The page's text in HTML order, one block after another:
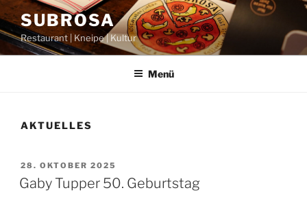
Zum
Inhalt
springen
SUBROSA
Restaurant | Kneipe | Kultur
Menü
AKTUELLES
VERÖFFENTLICHT
AM
28. OKTOBER 2025
Gaby Tupper 50. Geburtstag